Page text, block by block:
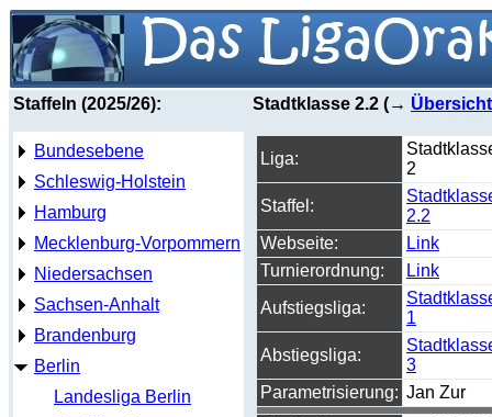
Staffeln (2025/26):
Bundesebene
Schleswig-Holstein
Hamburg
Mecklenburg-Vorpommern
Niedersachsen
Sachsen-Anhalt
Brandenburg
Berlin
Landesliga Berlin
Stadtklasse 2.2 (→ Übersicht
Liga:
2
Staffel:
2.2
Webseite:
Link
Turnierordnung:
Link
Aufstiegsliga:
1
Abstiegsliga:
3
Parametrisierung: Jan Zur